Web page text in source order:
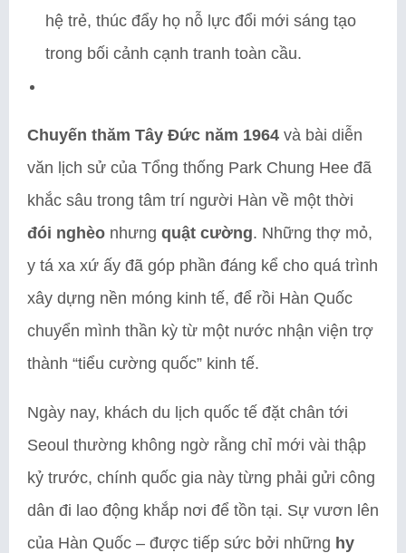
hệ trẻ, thúc đẩy họ nỗ lực đổi mới sáng tạo
trong bối cảnh cạnh tranh toàn cầu.
Chuyến thăm Tây Đức năm 1964 và bài diễn
văn lịch sử của Tổng thống Park Chung Hee đã
khắc sâu trong tâm trí người Hàn về một thời
đói nghèo nhưng quật cường. Những thợ mỏ,
y tá xa xứ ấy đã góp phần đáng kể cho quá trình
xây dựng nền móng kinh tế, để rồi Hàn Quốc
chuyển mình thần kỳ từ một nước nhận viện trợ
thành “tiểu cường quốc” kinh tế.
Ngày nay, khách du lịch quốc tế đặt chân tới
Seoul thường không ngờ rằng chỉ mới vài thập
kỷ trước, chính quốc gia này từng phải gửi công
dân đi lao động khắp nơi để tồn tại. Sự vươn lên
của Hàn Quốc – được tiếp sức bởi những hy